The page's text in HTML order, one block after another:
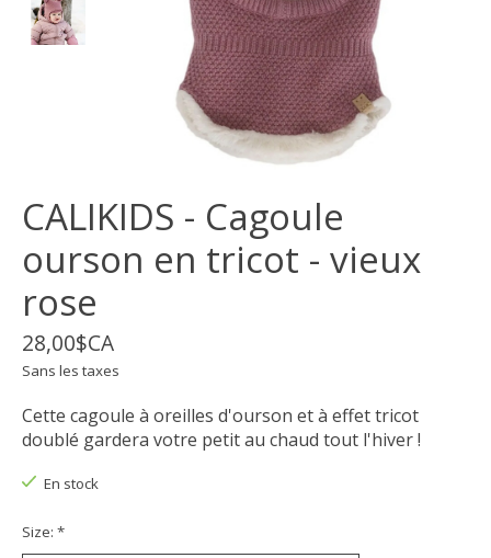
CALIKIDS - Cagoule
ourson en tricot - vieux
rose
28,00$CA
Sans les taxes
Cette cagoule à oreilles d'ourson et à effet tricot
doublé gardera votre petit au chaud tout l'hiver !
En stock
Size: *